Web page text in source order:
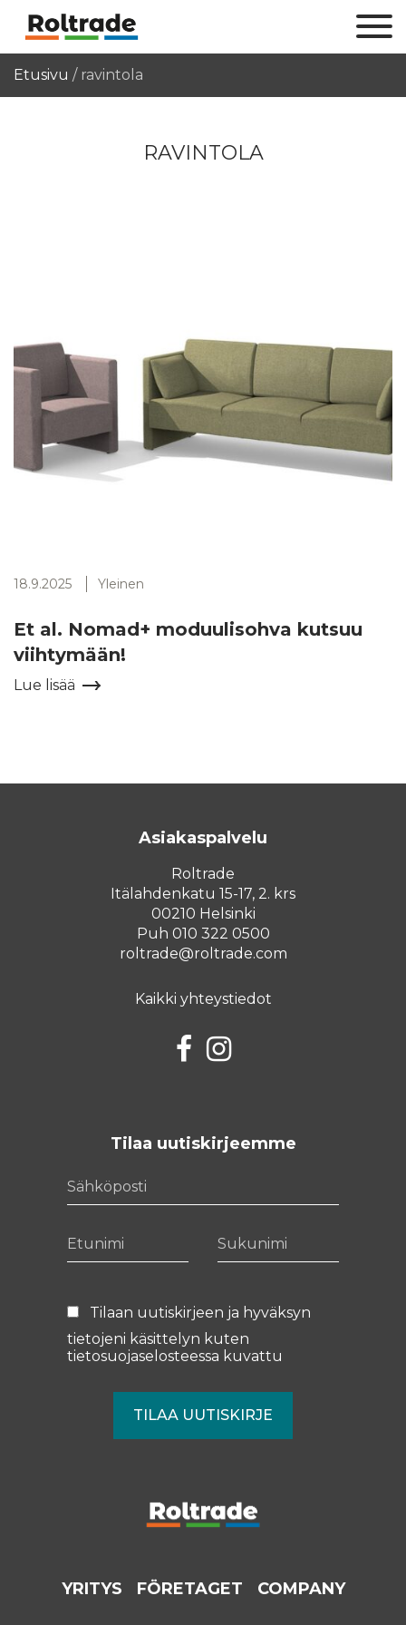
Etusivu / ravintola
RAVINTOLA
18.9.2025 Yleinen
Et al. Nomad+ moduulisohva kutsuu
viihtymään!
Lue lisää
Asiakaspalvelu
Roltrade
Itälahdenkatu 15-17, 2. krs
00210 Helsinki
Puh 010 322 0500
roltrade@roltrade.com
Kaikki yhteystiedot
FacebookInstagram
Tilaa uutiskirjeemme
Tilaan uutiskirjeen ja hyväksyn
tietojeni käsittelyn kuten
tietosuojaselosteessa kuvattu
YRITYS FÖRETAGET COMPANY